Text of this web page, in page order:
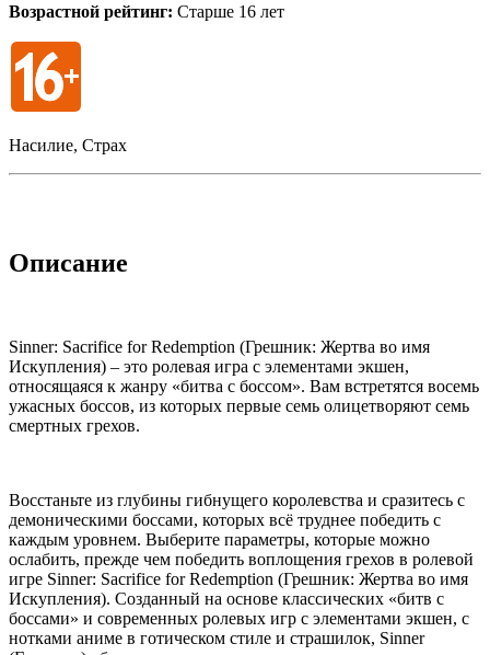
Возрастной рейтинг: Старше 16 лет
Насилие, Страх
Описание
Sinner: Sacrifice for Redemption (Грешник: Жертва во имя
Искупления) – это ролевая игра с элементами экшен,
относящаяся к жанру «битва с боссом». Вам встретятся восемь
ужасных боссов, из которых первые семь олицетворяют семь
смертных грехов.
Восстаньте из глубины гибнущего королевства и сразитесь с
демоническими боссами, которых всё труднее победить с
каждым уровнем. Выберите параметры, которые можно
ослабить, прежде чем победить воплощения грехов в ролевой
игре Sinner: Sacrifice for Redemption (Грешник: Жертва во имя
Искупления). Созданный на основе классических «битв с
боссами» и современных ролевых игр с элементами экшен, с
нотками аниме в готическом стиле и страшилок, Sinner